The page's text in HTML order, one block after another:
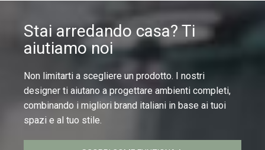
Stai arredando casa? Ti
aiutiamo noi
Non limitarti a scegliere un prodotto. I nostri
designer ti aiutano a progettare ambienti completi,
combinando i migliori brand italiani in base ai tuoi
spazi e al tuo stile.